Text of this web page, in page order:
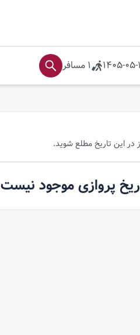
1405-05-
1 مسافر
در این تاریخ مطلع شوید.
پروازی موجود نیست